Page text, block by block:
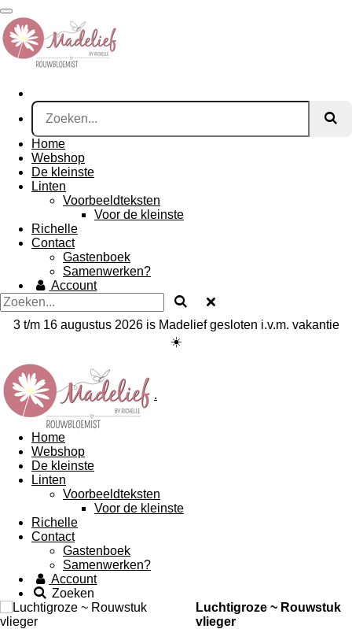
Ga
direct
naar
de
hoofdinhoud
Home
Webshop
De kleinste
Linten
Voorbeeldteksten
Voor de kleinste
Richelle
Contact
Gastenboek
Samenwerken?
Account
3 t/m 16 augustus 2026 is Madelief gesloten i.v.m. vakantie
☀️
.
Home
Webshop
De kleinste
Linten
Voorbeeldteksten
Voor de kleinste
Richelle
Contact
Gastenboek
Samenwerken?
Account
Zoeken
Luchtigroze ~ Rouwstuk
vlieger